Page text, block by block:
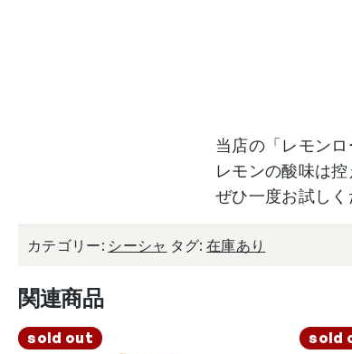
当店の「レモン
レモンの酸味は
ぜひ一度お試しく
カテゴリー: シーシャ タグ:在庫あり
関連商品
sold out sold